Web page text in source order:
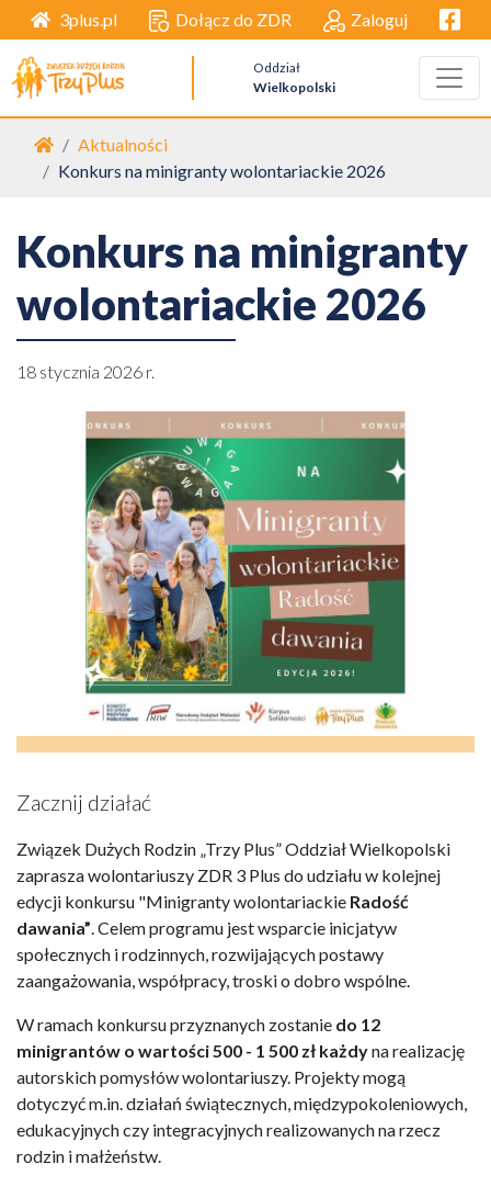
3plus.pl Dołącz do ZDR Zaloguj
Oddział
Wielkopolski
Strona główna
Aktualności
Konkurs na minigranty wolontariackie 2026
Konkurs na minigranty
wolontariackie 2026
18 stycznia 2026 r.
Zacznij działać
Związek Dużych Rodzin „Trzy Plus” Oddział Wielkopolski
zaprasza wolontariuszy ZDR 3 Plus do udziału w kolejnej
edycji konkursu "Minigranty wolontariackie Radość
dawania” . Celem programu jest wsparcie inicjatyw
społecznych i rodzinnych, rozwijających postawy
zaangażowania, współpracy, troski o dobro wspólne.
W ramach konkursu przyznanych zostanie do 12
minigrantów o wartości 500 - 1 500 zł każdyna realizację
autorskich pomysłów wolontariuszy. Projekty mogą
dotyczyć m.in. działań świątecznych, międzypokoleniowych,
edukacyjnych czy integracyjnych realizowanych na rzecz
rodzin i małżeństw.